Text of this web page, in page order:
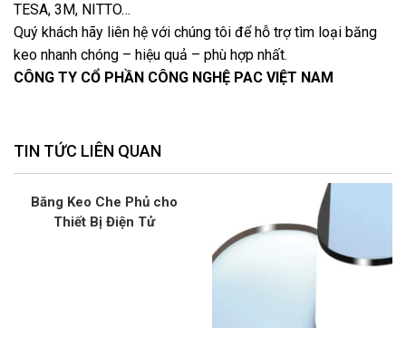
TESA, 3M, NITTO…
Quý khách hãy liên hệ với chúng tôi để hỗ trợ tìm loại băng
keo nhanh chóng – hiệu quả – phù hợp nhất.
CÔNG TY CỔ PHẦN CÔNG NGHỆ PAC VIỆT NAM
TIN TỨC LIÊN QUAN
Băng Keo Che Phủ cho
Thiết Bị Điện Tử